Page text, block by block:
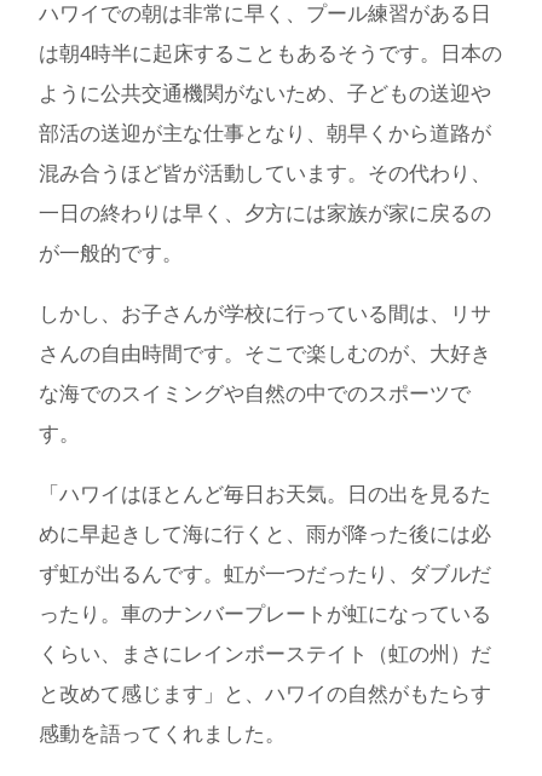
ハワイでの朝は非常に早く、プール練習がある日
は朝4時半に起床することもあるそうです。日本の
ように公共交通機関がないため、子どもの送迎や
部活の送迎が主な仕事となり、朝早くから道路が
混み合うほど皆が活動しています。その代わり、
一日の終わりは早く、夕方には家族が家に戻るの
が一般的です。
しかし、お子さんが学校に行っている間は、リサ
さんの自由時間です。そこで楽しむのが、大好き
な海でのスイミングや自然の中でのスポーツで
す。
「ハワイはほとんど毎日お天気。日の出を見るた
めに早起きして海に行くと、雨が降った後には必
ず虹が出るんです。虹が一つだったり、ダブルだ
ったり。車のナンバープレートが虹になっている
くらい、まさにレインボーステイト（虹の州）だ
と改めて感じます」と、ハワイの自然がもたらす
感動を語ってくれました。